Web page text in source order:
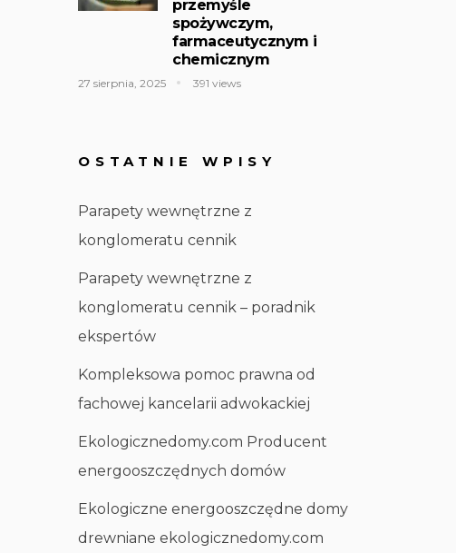
przemyśle
spożywczym,
farmaceutycznym i
chemicznym
27 sierpnia, 2025 391 views
OSTATNIE WPISY
Parapety wewnętrzne z
konglomeratu cennik
Parapety wewnętrzne z
konglomeratu cennik – poradnik
ekspertów
Kompleksowa pomoc prawna od
fachowej kancelarii adwokackiej
Ekologicznedomy.com Producent
energooszczędnych domów
Ekologiczne energooszczędne domy
drewniane ekologicznedomy.com